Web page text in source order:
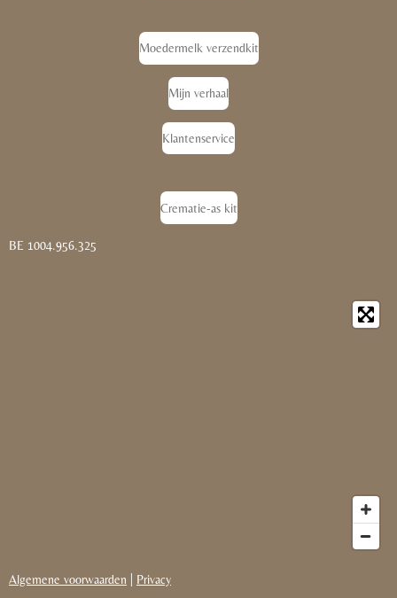
Moedermelk verzendkit
Mijn verhaal
Klantenservice
Crematie-as kit
BE 1004.956.325
Algemene voorwaarden Privacy